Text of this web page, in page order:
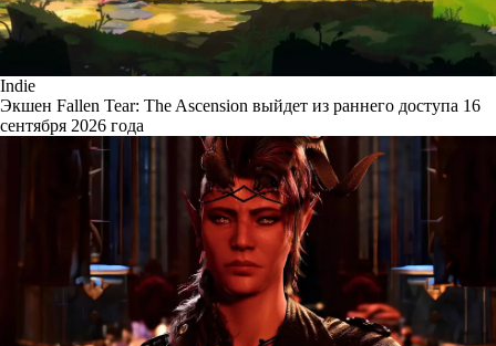
Indie
Экшен Fallen Tear: The Ascension выйдет из раннего доступа 16
сентября 2026 года